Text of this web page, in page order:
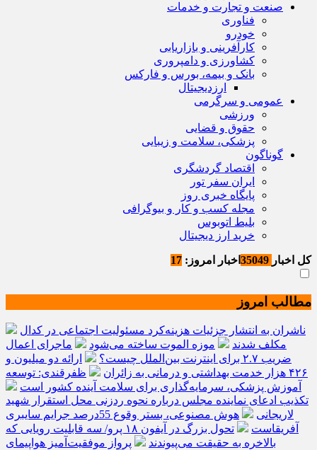
صنعت و تجارت و خدمات
فناوری
خودرو
کارآفرینی و بازاریابی
کشاورزی و دامپروری
بانک و بیمه، بورس و فارکس
ارزدیجیتال
عمومی و سرگرمی
ورزشی
حقوق و قضایی
پزشکی، سلامت و زیبایی
گوناگون
اقتصاد گردشگری
ایران سفر تور
پایگاه خبری روز
مجله کسب و کار و بیوگرافی
بلیط اتوبوس
خرید ارز دیجیتال
کل اخبار اخبار امروز: 17
مطالب امروز
ناشران به انتشار جزئیات هزینه‌کرد مسئولیت اجتماعی در کدال
مکلف شدند
موزه الموت ساخته می‌شود
ماجرای اعمال
ضریب ۲.۷ برای اینترنت بین‌الملل چیست؟
ارائه دو میلیون و
۴۲۶ هزار خدمت بهداشتی و درمانی به زائران
ظفرقندی: توسعه
آموزش پزشکی، سرمایه‌گذاری برای سلامت آینده کشور است
تکذیب ادعای نماینده مجلس درباره نحوه ردزنی محل استقرار شهید
لاریجانی
هوش مصنوعی، بستر وقوع 55درصد جرایم سایبری
آفریقاست
تحول بزرگ در آیفون ۱۸ پرو/ سه قابلیت رویایی که
بالاخره به حقیقت می‌پیوندند
پرواز موفقیت‌آمیز هواپیمای